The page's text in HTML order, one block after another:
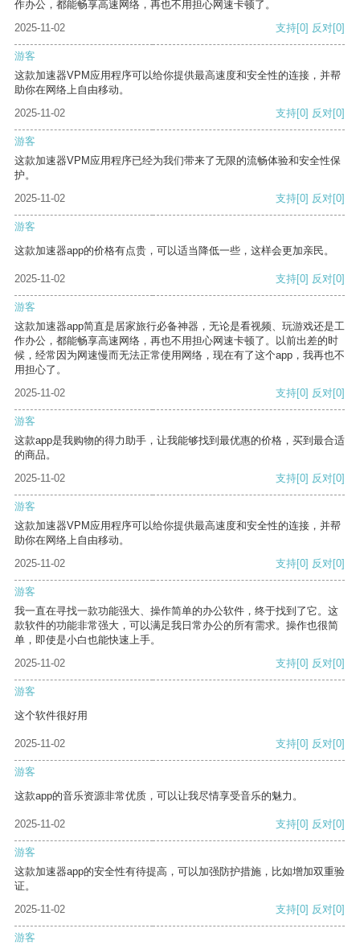
作办公，都能畅享高速网络，再也不用担心网速卡顿了。
2025-11-02
支持[0] 反对[0]
游客
这款加速器VPM应用程序可以给你提供最高速度和安全性的连接，并帮
助你在网络上自由移动。
2025-11-02
支持[0] 反对[0]
游客
这款加速器VPM应用程序已经为我们带来了无限的流畅体验和安全性保
护。
2025-11-02
支持[0] 反对[0]
游客
这款加速器app的价格有点贵，可以适当降低一些，这样会更加亲民。
2025-11-02 支持[0] 反对[0]
游客
这款加速器app简直是居家旅行必备神器，无论是看视频、玩游戏还是工
作办公，都能畅享高速网络，再也不用担心网速卡顿了。以前出差的时
候，经常因为网速慢而无法正常使用网络，现在有了这个app，我再也不
用担心了。
2025-11-02
支持[0] 反对[0]
游客
这款app是我购物的得力助手，让我能够找到最优惠的价格，买到最合适
的商品。
2025-11-02
支持[0] 反对[0]
游客
这款加速器VPM应用程序可以给你提供最高速度和安全性的连接，并帮
助你在网络上自由移动。
2025-11-02
支持[0] 反对[0]
游客
我一直在寻找一款功能强大、操作简单的办公软件，终于找到了它。这
款软件的功能非常强大，可以满足我日常办公的所有需求。操作也很简
单，即使是小白也能快速上手。
2025-11-02
支持[0] 反对[0]
游客
这个软件很好用
2025-11-02 支持[0] 反对[0]
游客
这款app的音乐资源非常优质，可以让我尽情享受音乐的魅力。
2025-11-02 支持[0] 反对[0]
游客
这款加速器app的安全性有待提高，可以加强防护措施，比如增加双重验
证。
2025-11-02
支持[0] 反对[0]
游客